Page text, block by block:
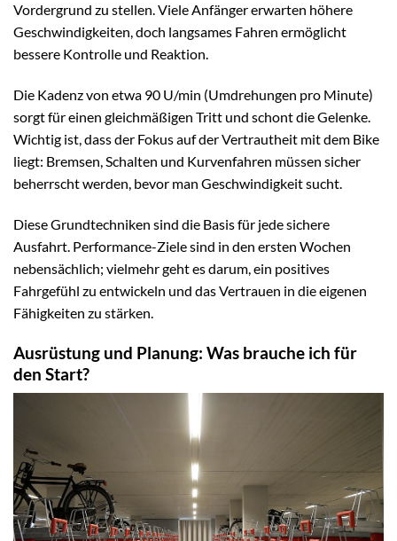
Vordergrund zu stellen. Viele Anfänger erwarten höhere
Geschwindigkeiten, doch langsames Fahren ermöglicht
bessere Kontrolle und Reaktion.
Die Kadenz von etwa 90 U/min (Umdrehungen pro Minute)
sorgt für einen gleichmäßigen Tritt und schont die Gelenke.
Wichtig ist, dass der Fokus auf der Vertrautheit mit dem Bike
liegt: Bremsen, Schalten und Kurvenfahren müssen sicher
beherrscht werden, bevor man Geschwindigkeit sucht.
Diese Grundtechniken sind die Basis für jede sichere
Ausfahrt. Performance-Ziele sind in den ersten Wochen
nebensächlich; vielmehr geht es darum, ein positives
Fahrgefühl zu entwickeln und das Vertrauen in die eigenen
Fähigkeiten zu stärken.
Ausrüstung und Planung: Was brauche ich für
den Start?